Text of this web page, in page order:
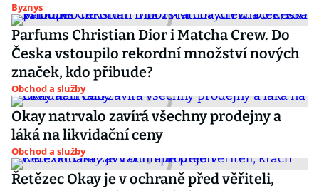
Byznys
Parfums Christian Dior i Matcha Crew. Do
Česka vstoupilo rekordní množství nových
značek, kdo přibude?
Obchod a služby
Okay natrvalo zavírá všechny prodejny a
láká na likvidační ceny
Obchod a služby
Řetězec Okay je v ochraně před věřiteli,